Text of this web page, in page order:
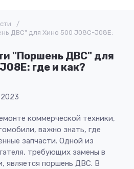
/
ДВС" для Хино 500 J08C-J08E:
"Поршень ДВС" для
где и как?
коммерческой техники,
важно знать, где
запчасти. Одной из
требующих замены в
является поршень ДВС. В